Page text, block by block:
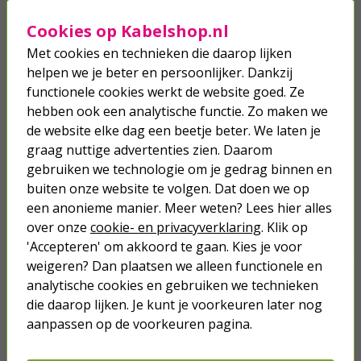
Je verwacht het niet
Turbo onkruidverdelger (Concentraat,
Sluitkom | AXA (Buiten draaiende
ramen, Geschikt voor raamhendel
type 3302 en 3308, Zwart)
2,50
Raamuitzetter | AXA | Tot 30
centimeter (Telescopisch, Buiten
draaiende ramen, Zwart)
17,50
Cookies op Kabelshop.nl
Met cookies en technieken die daarop lijken
helpen we je beter en persoonlijker. Dankzij
functionele cookies werkt de website goed. Ze
hebben ook een analytische functie. Zo maken we
de website elke dag een beetje beter. We laten je
graag nuttige advertenties zien. Daarom
gebruiken we technologie om je gedrag binnen en
buiten onze website te volgen. Dat doen we op
een anonieme manier. Meer weten? Lees hier alles
over onze cookie- en privacyverklaring. Klik op
'Accepteren' om akkoord te gaan. Kies je voor
weigeren? Dan plaatsen we alleen functionele en
analytische cookies en gebruiken we technieken
die daarop lijken. Je kunt je voorkeuren later nog
aanpassen op de voorkeuren pagina.